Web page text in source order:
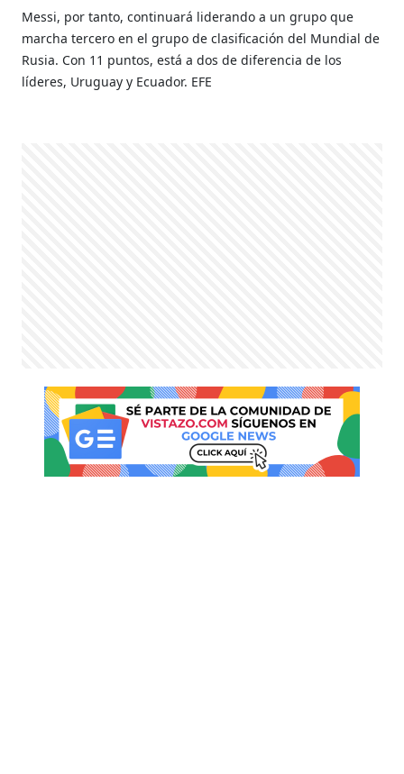
Messi, por tanto, continuará liderando a un grupo que
marcha tercero en el grupo de clasificación del Mundial de
Rusia. Con 11 puntos, está a dos de diferencia de los
líderes, Uruguay y Ecuador. EFE